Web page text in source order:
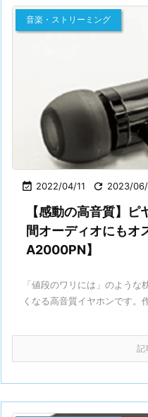
 2022/04/11  2023/
音楽・ストリーミング
【感動の高音質】
間オーディオにも
A2000PN】
「値段のワリには」のよう
くなる高音質イヤホンです。
記